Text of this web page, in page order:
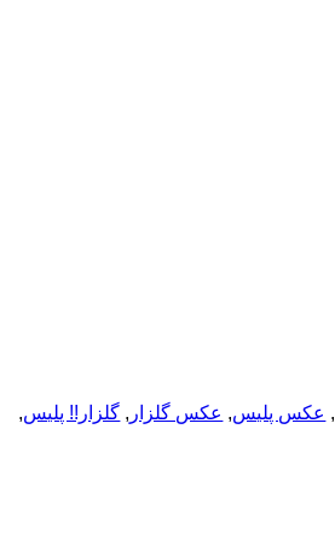
, عکس پلیس, عکس گلزار , گلزار!! پلیس,